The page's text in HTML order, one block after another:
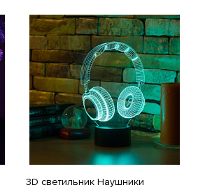
3D светильник Наушники